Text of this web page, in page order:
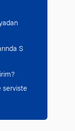
S
serviste